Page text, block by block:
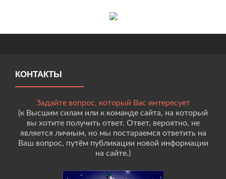
КОНТАКТЫ
Задайте вопрос, который Вас интересует
(к Высшим силам или к команде сайта, на который
вы хотите получить ответ. Ответ, вероятно, не
является личным, но мы постараемся ответить на
Ваш вопрос, путём публикации новой информации
на сайте.)